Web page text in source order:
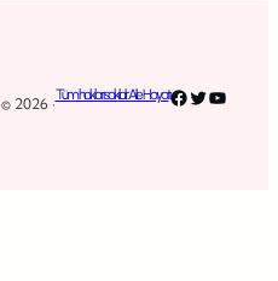
© 2026 ·
Tüm hakları saklıdır. Aile HayatıFacebook
Twitter